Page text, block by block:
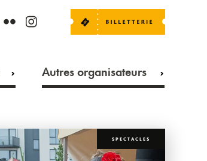
Autres organisateurs
SPECTACLES